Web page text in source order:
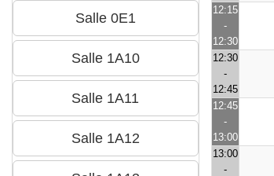
12:15
-
12:30
12:30
-
12:45
12:45
-
13:00
13:00
-